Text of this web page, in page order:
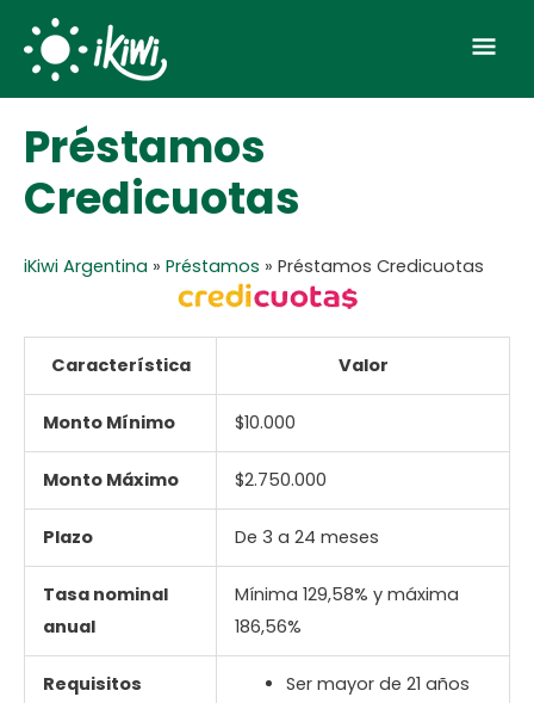
content
Préstamos
Credicuotas
iKiwi Argentina » Préstamos » Préstamos Credicuotas
Característica Valor
Monto Mínimo $10.000
Monto Máximo $2.750.000
Plazo De 3 a 24 meses
Tasa nominal
anual
Mínima 129,58% y máxima
186,56%
Requisitos
Ser mayor de 21 años